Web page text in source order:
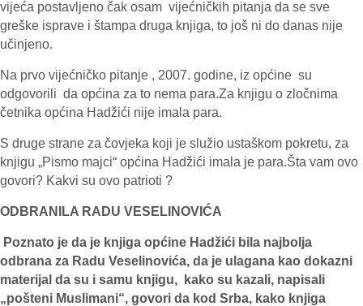
vijeća postavljeno čak osam vijećničkih pitanja da se sve
greške isprave i štampa druga knjiga, to još ni do danas nije
učinjeno.
Na prvo vijećničko pitanje , 2007. godine, iz općine su
odgovorili da općina za to nema para.Za knjigu o zločnima
četnika općina Hadžići nije imala para.
S druge strane za čovjeka koji je služio ustaškom pokretu, za
knjigu „Pismo majci“ općina Hadžići imala je para.Šta vam ovo
govori? Kakvi su ovo patrioti ?
ODBRANILA RADU VESELINOVIĆA
Poznato je da je knjiga općine Hadžići bila najbolja
odbrana za Radu Veselinovića, da je ulagana kao dokazni
materijal da su i samu knjigu, kako su kazali, napisali
„pošteni Muslimani“, govori da kod Srba, kako knjiga